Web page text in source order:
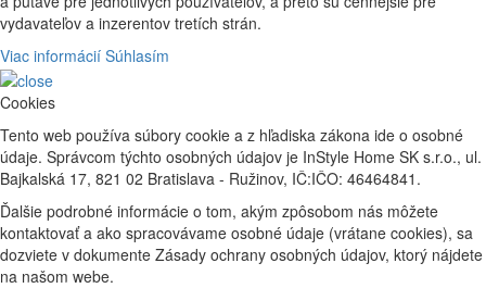
vydavateľov a inzerentov tretích strán.
Viac informácií Súhlasím
Cookies
Tento web používa súbory cookie a z hľadiska zákona ide o osobné
údaje. Správcom týchto osobných údajov je InStyle Home SK s.r.o., ul.
Bajkalská 17, 821 02 Bratislava - Ružinov, IČ:IČO: 46464841.
Ďalšie podrobné informácie o tom, akým zpôsobom nás môžete
kontaktovať a ako spracovávame osobné údaje (vrátane cookies), sa
dozviete v dokumente Zásady ochrany osobných údajov, ktorý nájdete
na našom webe.